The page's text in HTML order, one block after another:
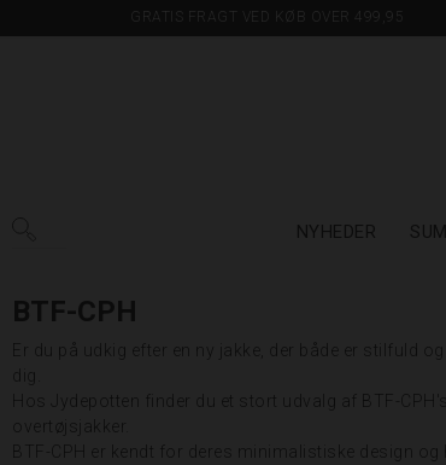
GRATIS FRAGT VED KØB OVER 499,95
NYHEDER
BTF-CPH
Er du på udkig efter en ny jakke, der både er stilfuld
dig.
Hos Jydepotten finder du et stort udvalg af BTF-
overtøjsjakker.
BTF-CPH er kendt for deres minimalistiske design og